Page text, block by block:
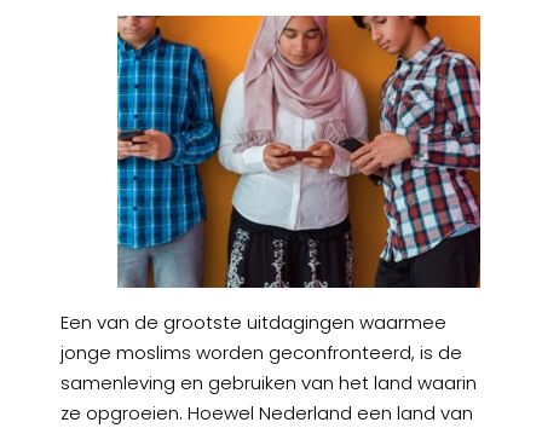
Een van de grootste uitdagingen waarmee
jonge moslims worden geconfronteerd, is de
samenleving en gebruiken van het land waarin
ze opgroeien. Hoewel Nederland een land van